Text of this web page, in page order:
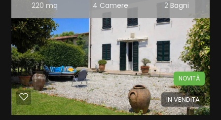
220 mq 4 Camere 2 Bagni
IN VENDITA
NOVITÀ